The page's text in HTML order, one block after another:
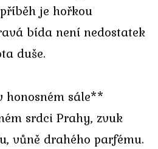
je hořkou
bída není nedostatek
duše.
honosném sále**
srdci Prahy, zvuk
vůně drahého parfému.